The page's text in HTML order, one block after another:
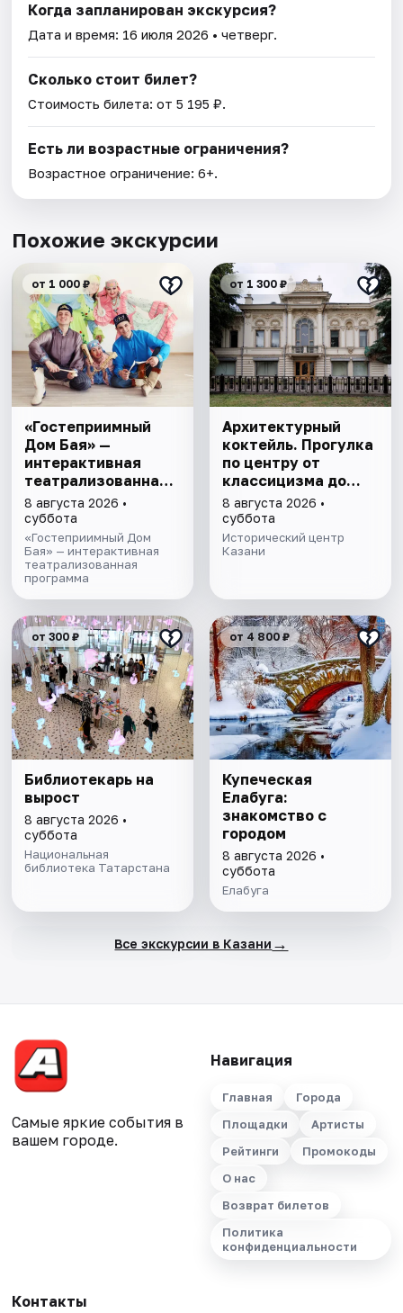
Когда запланирован экскурсия?
Дата и время: 16 июля 2026 • четверг.
Сколько стоит билет?
Стоимость билета: от 5 195 ₽.
Есть ли возрастные ограничения?
Возрастное ограничение: 6+.
Похожие экскурсии
от 1 000 ₽
«Гостеприимный
Дом Бая» —
интерактивная
театрализованная
программа
8 августа 2026 •
суббота
«Гостеприимный Дом
Бая» — интерактивная
театрализованная
программа
от 1 300 ₽
Архитектурный
коктейль. Прогулка
по центру от
классицизма до
постмодернизма
8 августа 2026 •
суббота
Исторический центр
Казани
от 300 ₽
Библиотекарь на
вырост
8 августа 2026 •
суббота
Национальная
библиотека Татарстана
от 4 800 ₽
Купеческая
Елабуга:
знакомство с
городом
8 августа 2026 •
суббота
Елабуга
Все экскурсии в Казани →
Самые яркие события в
вашем городе.
Навигация
Главная
Города
Площадки
Артисты
Рейтинги
Промокоды
О нас
Возврат билетов
Политика
конфиденциальности
Контакты